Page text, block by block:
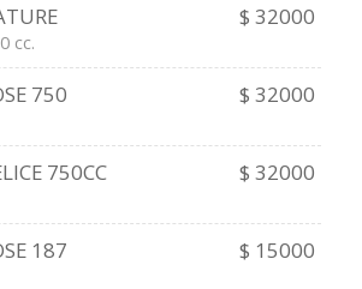
$ 32000
cc.
750 $ 32000
750CC $ 32000
187 $ 15000